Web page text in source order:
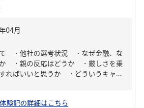
て ・他社の選考状況 ・なぜ金融、な
・親の反応はどうか ・厳しさを乗
ればいいと思うか ・どういうキャ...
体験記の詳細はこちら